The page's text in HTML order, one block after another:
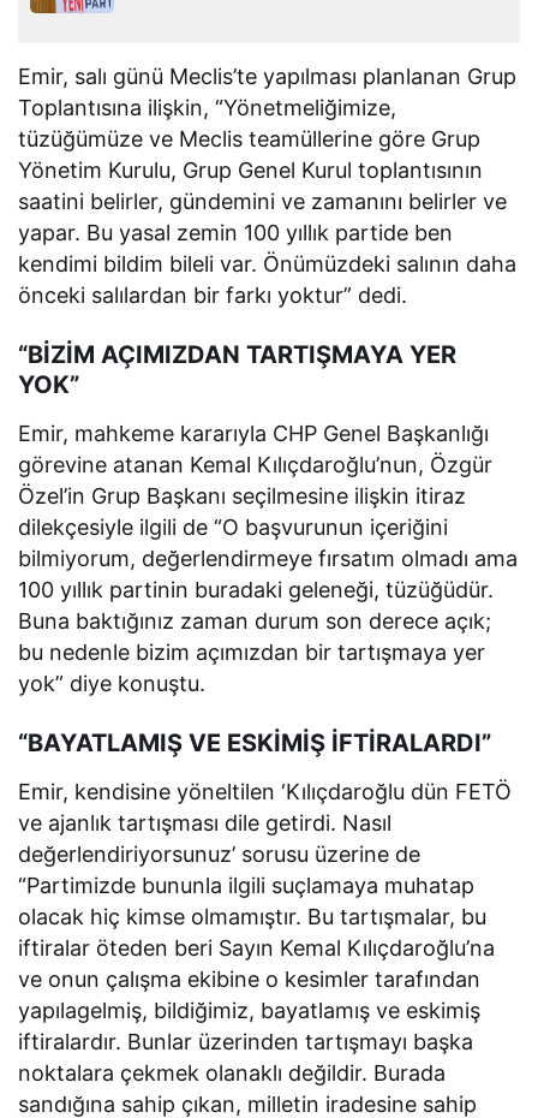
Emir, salı günü Meclis’te yapılması planlanan Grup
Toplantısına ilişkin, “Yönetmeliğimize,
tüzüğümüze ve Meclis teamüllerine göre Grup
Yönetim Kurulu, Grup Genel Kurul toplantısının
saatini belirler, gündemini ve zamanını belirler ve
yapar. Bu yasal zemin 100 yıllık partide ben
kendimi bildim bileli var. Önümüzdeki salının daha
önceki salılardan bir farkı yoktur” dedi.
“BİZİM AÇIMIZDAN TARTIŞMAYA YER
YOK”
Emir, mahkeme kararıyla CHP Genel Başkanlığı
görevine atanan Kemal Kılıçdaroğlu’nun, Özgür
Özel’in Grup Başkanı seçilmesine ilişkin itiraz
dilekçesiyle ilgili de “O başvurunun içeriğini
bilmiyorum, değerlendirmeye fırsatım olmadı ama
100 yıllık partinin buradaki geleneği, tüzüğüdür.
Buna baktığınız zaman durum son derece açık;
bu nedenle bizim açımızdan bir tartışmaya yer
yok” diye konuştu.
“BAYATLAMIŞ VE ESKİMİŞ İFTİRALARDI”
Emir, kendisine yöneltilen ‘Kılıçdaroğlu dün FETÖ
ve ajanlık tartışması dile getirdi. Nasıl
değerlendiriyorsunuz’ sorusu üzerine de
“Partimizde bununla ilgili suçlamaya muhatap
olacak hiç kimse olmamıştır. Bu tartışmalar, bu
iftiralar öteden beri Sayın Kemal Kılıçdaroğlu’na
ve onun çalışma ekibine o kesimler tarafından
yapılagelmiş, bildiğimiz, bayatlamış ve eskimiş
iftiralardır. Bunlar üzerinden tartışmayı başka
noktalara çekmek olanaklı değildir. Burada
sandığına sahip çıkan, milletin iradesine sahip